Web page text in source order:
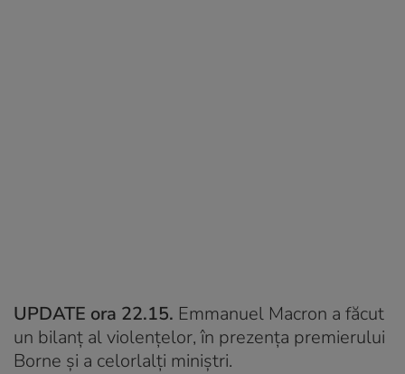
UPDATE ora 22.15. Emmanuel Macron a făcut
un bilanț al violențelor, în prezența premierului
Borne și a celorlalți miniștri.